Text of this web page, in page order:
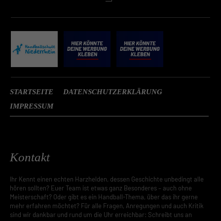
STARTSEITE
DATENSCHUTZERKLÄRUNG
IMPRESSUM
Kontakt
Ihr Kennt einen echten Harzhelden, dessen Geschichte unbedingt alle
hören sollten? Euer Team ist etwas ganz Besonderes – auch ohne
Meisterschaft? Oder gibt es ein Handball-Thema, über das ihr gerne
mehr erfahren möchtet? Für alle Fragen, Anregungen und auch Kritik
sind wir dankbar und rund um die Uhr erreichbar: Schreibt uns an